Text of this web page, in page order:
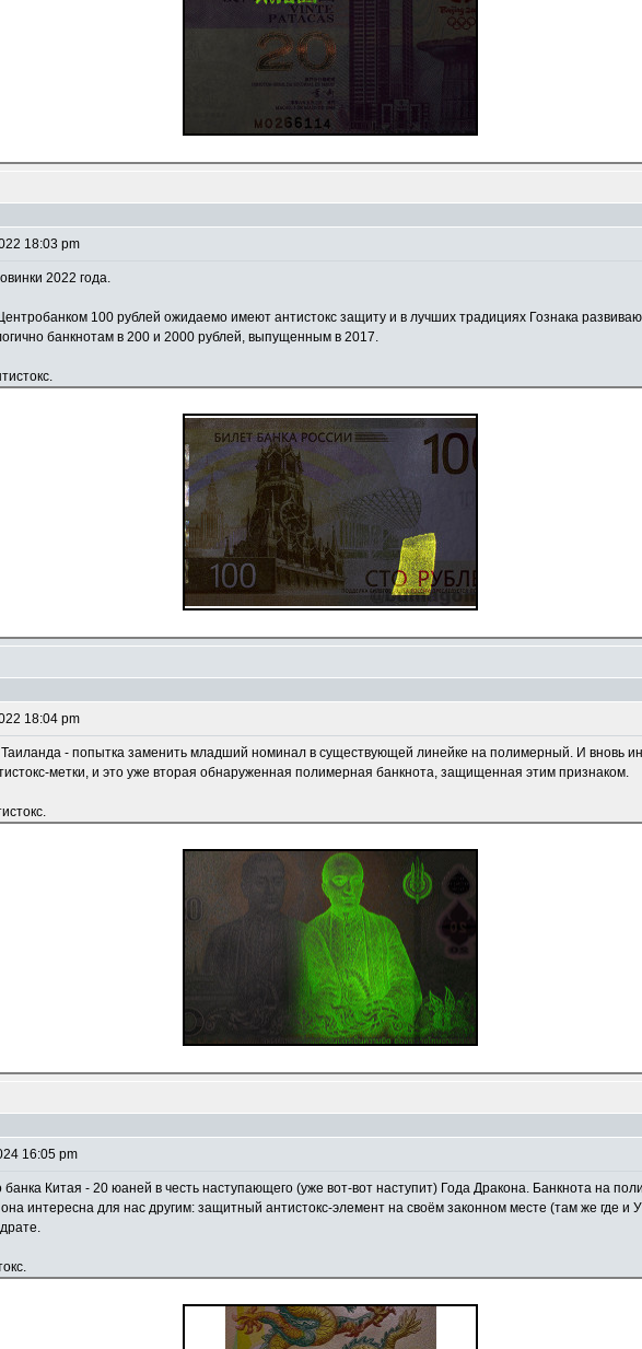
18:03 pm
2022 года.
100 рублей ожидаемо имеют антистокс защиту и в лучших традициях Гознака
банкнотам в 200 и 2000 рублей, выпущенным в 2017.
18:04 pm
- попытка заменить младший номинал в существующей линейке на полимерный. И вновь
метки, и это уже вторая обнаруженная полимерная банкнота, защищенная этим признаком.
16:05 pm
Китая - 20 юаней в честь наступающего (уже вот-вот наступит) Года Дракона. Банкнота на
интересна для нас другим: защитный антистокс-элемент на своём законном месте (там же где и